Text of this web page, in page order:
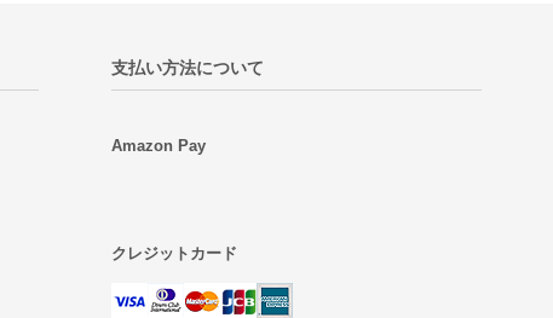
支払い方法について
Amazon Pay
クレジットカード